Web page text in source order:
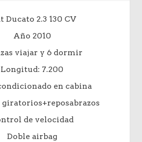
Ducato 2.3 130 CV
Año 2010
viajar y 6 dormir
Longitud: 7.200
en cabina
de velocidad
Doble airbag